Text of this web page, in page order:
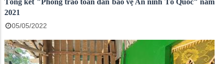
Tổng kết "Phong trào toàn dân bảo vệ An ninh Tổ Quốc" năm
2021
05/05/2022